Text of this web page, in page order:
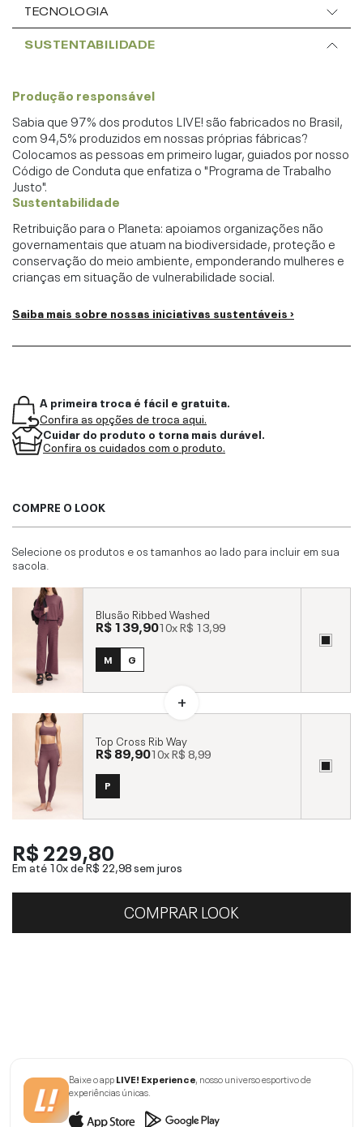
TECNOLOGIA
SUSTENTABILIDADE
Produção responsável
Sabia que 97% dos produtos LIVE! são fabricados no Brasil,
com 94,5% produzidos em nossas próprias fábricas?
Colocamos as pessoas em primeiro lugar, guiados por nosso
Código de Conduta que enfatiza o "Programa de Trabalho
Justo".
Sustentabilidade
Retribuição para o Planeta: apoiamos organizações não
governamentais que atuam na biodiversidade, proteção e
conservação do meio ambiente, emponderando mulheres e
crianças em situação de vulnerabilidade social.
Saiba mais sobre nossas iniciativas sustentáveis ›
A primeira troca é fácil e gratuita.
Confira as opções de troca aqui.
Cuidar do produto o torna mais durável.
Confira os cuidados com o produto.
COMPRE O LOOK
Selecione os produtos e os tamanhos ao lado para incluir em sua
sacola.
Blusão Ribbed Washed
R$ 139,9010xR$ 13,99
M G
Top Cross Rib Way
R$ 89,9010xR$ 8,99
P
R$ 229,80
Em até 10x deR$ 22,98sem juros
COMPRAR LOOK
Baixe o appLIVE! Experience , nosso universo esportivo de
experiências únicas.